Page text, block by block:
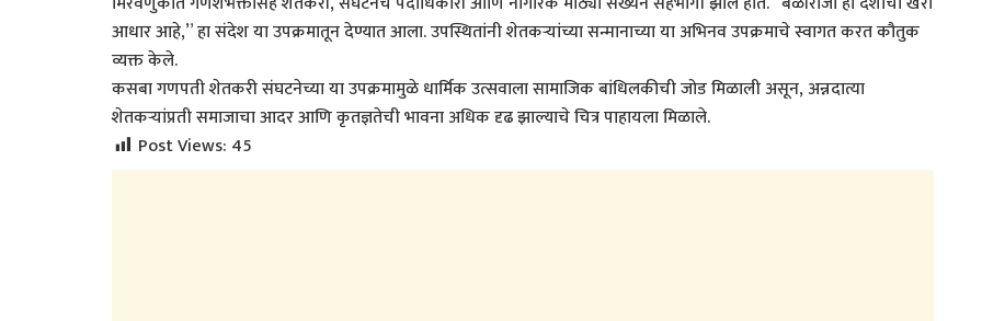
आधार आहे,” हा संदेश या उपक्रमातून देण्यात आला. उपस्थितांनी शेतकऱ्यांच्या सन्मानाच्या या अभिनव उपक्रमाचे स्वागत करत कौतुक
व्यक्त केले.
कसबा गणपती शेतकरी संघटनेच्या या उपक्रमामुळे धार्मिक उत्सवाला सामाजिक बांधिलकीची जोड मिळाली असून, अन्नदात्या
शेतकऱ्यांप्रती समाजाचा आदर आणि कृतज्ञतेची भावना अधिक दृढ झाल्याचे चित्र पाहायला मिळाले.
Post Views: 45